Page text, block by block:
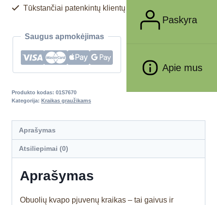
Paskyra
Apie mus
Tūkstančiai patenkintų klientų
Saugus apmokėjimas
Produkto kodas: 01S7670
Kategorija: Kraikas graužikams
Aprašymas
Atsiliepimai (0)
Aprašymas
Obuolių kvapo pjuvenų kraikas – tai gaivus ir